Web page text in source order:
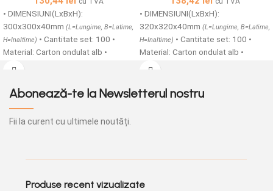
• DIMENSIUNI(LxBxH):
300x300x40mm (L=Lungime, B=Latime,
H=Inaltime) • Cantitate set: 100 •
Material: Carton ondulat alb •
Structura carton: microondule
carton microondule cu o grosime
in siguranta a produselor alimentare
• DIMENSIUNI(LxBxH):
320x320x40mm (L=Lungime, B=Latime,
H=Inaltime) • Cantitate set: 100 •
Material: Carton ondulat alb •
Structura carton: microondule
carton microondule cu o grosime
Abonează-te la Newsletterul nostru
Fii la curent cu ultimele noutăți.
Produse recent vizualizate